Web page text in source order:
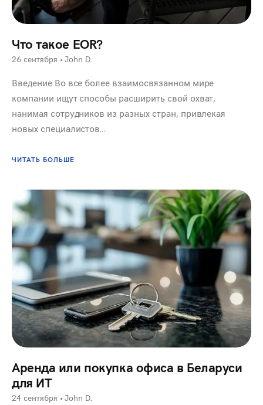
Что такое EOR?
26 сентября •John D.
Введение Во все более взаимосвязанном мире
компании ищут способы расширить свой охват,
нанимая сотрудников из разных стран, привлекая
новых специалистов…
ЧИТАТЬ БОЛЬШЕ
Аренда или покупка офиса в Беларуси
для ИТ
24 сентября •John D.